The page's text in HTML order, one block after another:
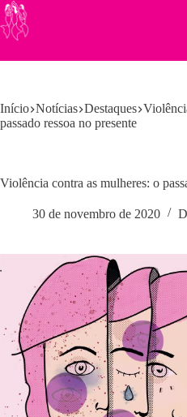
Pular
para
o
Início Notícias Destaques
passado ressoa no presente
Violência contra as mulheres: o
30 de novembro de 2020